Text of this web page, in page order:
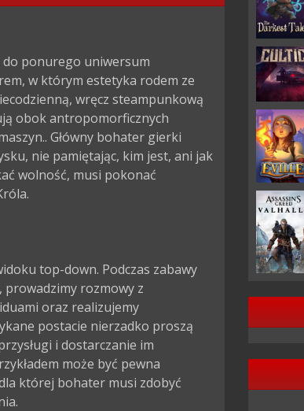
ponurego uniwersum
w którym estetyka rodem ze
wręcz steampunkową
obok antropomorficznych
Główny bohater gierki
nie pamiętając, kim jest, ani jak
wolność, musi pokonać
top-down. Podczas zabawy
rozmowy z
oraz realizujemy
postacie nierzadko proszą
i dostarczanie im
może być pewna
której bohater musi zdobyć